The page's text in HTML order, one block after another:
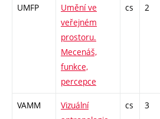
UMFP
Umění ve
veřejném
prostoru.
Mecenáš,
funkce,
percepce
cs 2
VAMM
Vizuální
cs 3